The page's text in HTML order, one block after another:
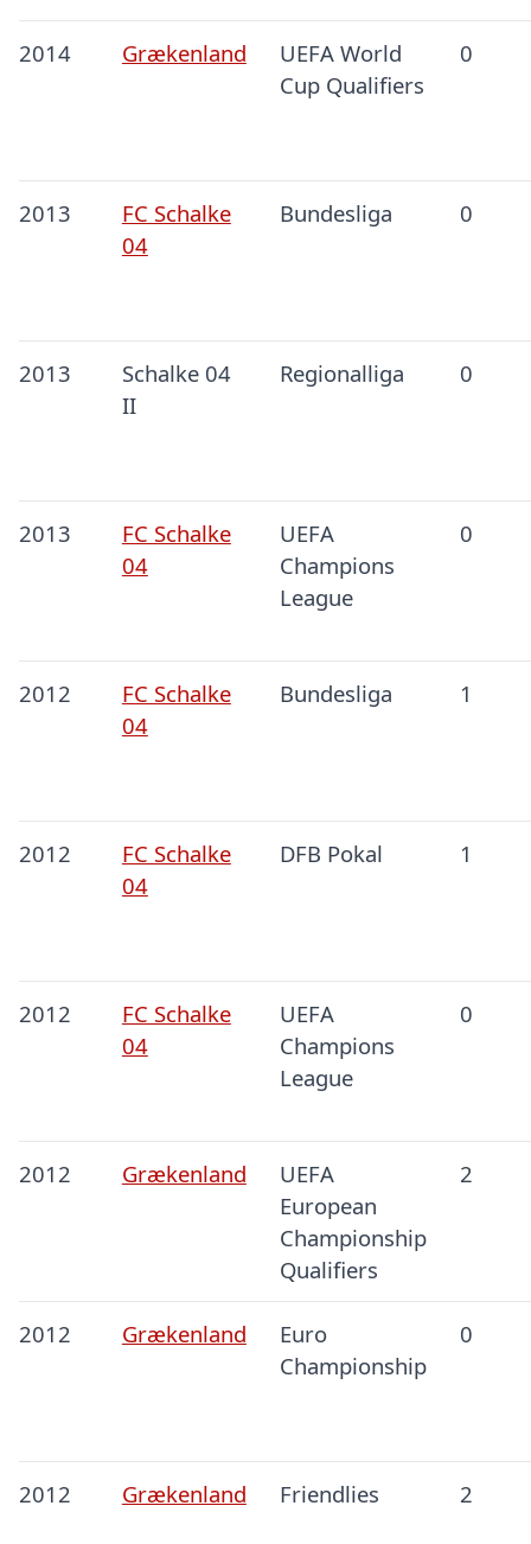
2014 Grækenland
UEFA World
Cup Qualifiers
0
2013
FC Schalke
04
Bundesliga 0
2013
Schalke 04
II
Regionalliga 0
2013
FC Schalke
04
UEFA
Champions
League
0
2012
FC Schalke
04
Bundesliga 1
2012
FC Schalke
04
DFB Pokal 1
2012
FC Schalke
04
UEFA
Champions
League
0
2012 Grækenland
UEFA
European
Championship
Qualifiers
2
2012 Grækenland
Euro
Championship
0
2012 Grækenland Friendlies 2